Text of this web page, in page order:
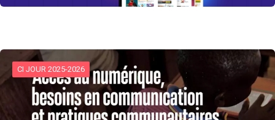
CI JOUR 2025-2026